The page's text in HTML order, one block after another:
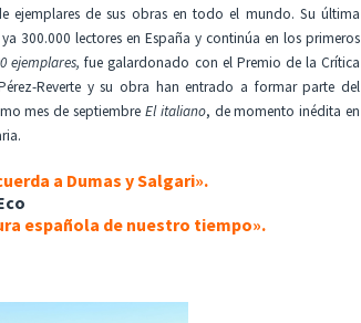
ejemplares de sus obras en todo el mundo. Su última
300.000 lectores en España y continúa en los primeros
ejemplares,fue galardonado con el Premio de la Crítica
Reverte y su obra han entrado a formar parte del
mes de septiembre El italiano, de momento inédita en
a Dumas y Salgari».
española de nuestro tiempo».